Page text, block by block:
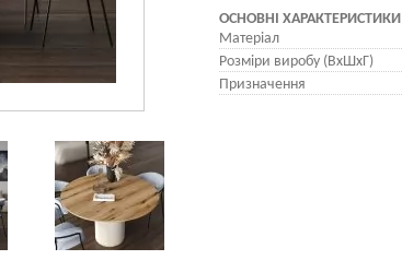
ОСНОВНІ ХАРАКТЕРИСТИКИ
Матеріал
Розміри виробу (ВхШхГ)
Призначення